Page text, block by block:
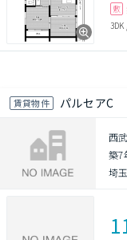
敷
3DK
賃貸物件 パルセアC
西
築7
埼